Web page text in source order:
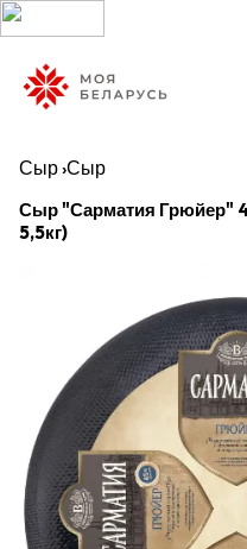
Сыр›Сыр
Сыр "Сарматия Грюйер"
5,5кг)